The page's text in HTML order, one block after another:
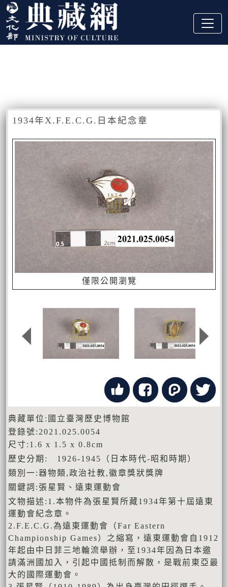
跳到主要內容
:::
1934年X.F.E.C.G.日本紀念章
僅限公開瀏覽
典藏單位:國立臺灣歷史博物館
登錄號:2021.025.0054
尺寸:1.6 x 1.5 x 0.8cm
歷史分期: 1926-1945（日本時代-昭和時期）
類別一:器物類,政治社教,徽章獎狀獎牌
關鍵詞:張星賢、遠東運動會
文物描述:1.本物件為張星賢所藏1934年第十屆遠東
運動會紀念章。
2.F.E.C.G.為遠東運動會（Far Eastern
Championship Games）之縮寫，遠東運動會自1912
年起由中日菲三地輪流舉辦，至1934年因為日本邀
請滿洲國加入，引起中國抵制而解散，是戰前東亞最
大的國際運動會。